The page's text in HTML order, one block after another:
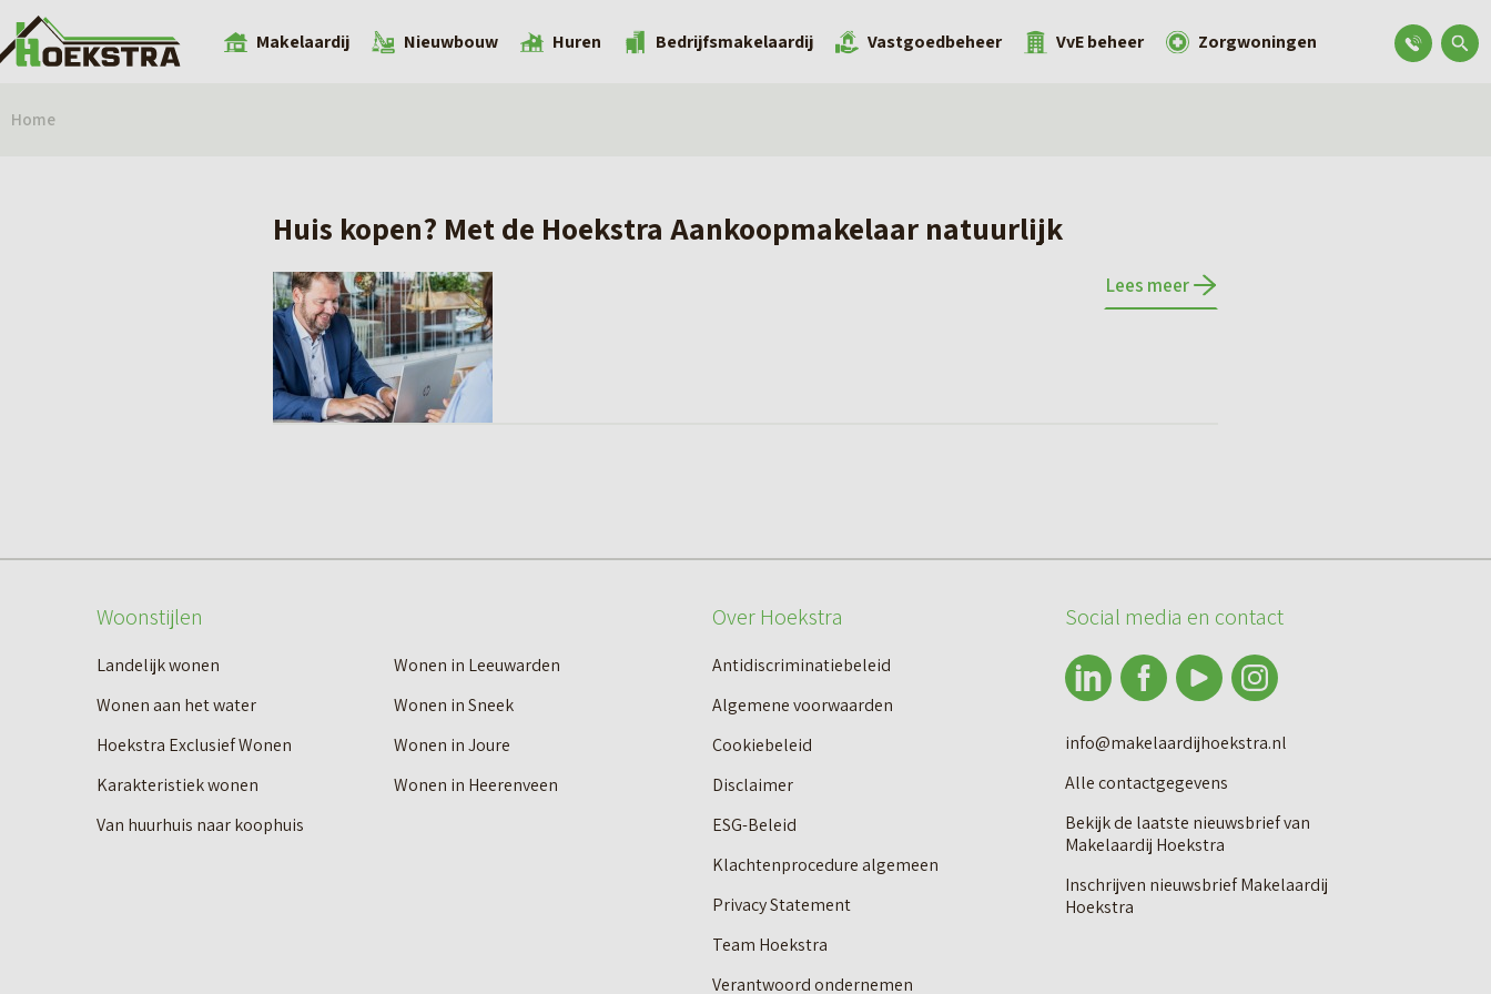
Makelaardij Nieuwbouw Huren Bedrijfsmakelaardij Vastgoedbeheer VvE beheer Zorgwoningen
Home
Huis kopen? Met de Hoekstra Aankoopmakelaar natuurlijk
Lees meer
Woonstijlen
Landelijk wonen
Wonen in Leeuwarden
Wonen aan het water
Wonen in Sneek
Hoekstra Exclusief Wonen
Wonen in Joure
Karakteristiek wonen
Wonen in Heerenveen
Van huurhuis naar koophuis
Over Hoekstra
Antidiscriminatiebeleid
Algemene voorwaarden
Cookiebeleid
Disclaimer
ESG-Beleid
Klachtenprocedure algemeen
Privacy Statement
Team Hoekstra
Verantwoord ondernemen
Social media en contact
info@makelaardijhoekstra.nl
Alle contactgegevens
Bekijk de laatste nieuwsbrief van
Makelaardij Hoekstra
Inschrijven nieuwsbrief Makelaardij
Hoekstra